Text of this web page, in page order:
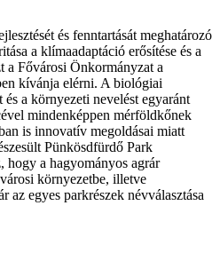
és fenntartását meghatározó
a klímaadaptáció erősítése és a
a Fővárosi Önkormányzat a
kívánja elérni. A biológiai
a környezeti nevelést egyaránt
mindenképpen mérföldkőnek
is innovatív megoldásai miatt
Pünkösdfürdő Park
hogy a hagyományos agrár
környezetbe, illetve
az egyes parkrészek névválasztása